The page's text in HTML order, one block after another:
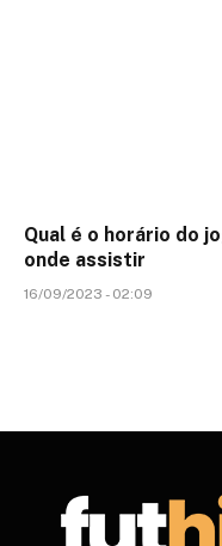
Qual é o horário do
onde assistir
16/09/2023 - 02:09